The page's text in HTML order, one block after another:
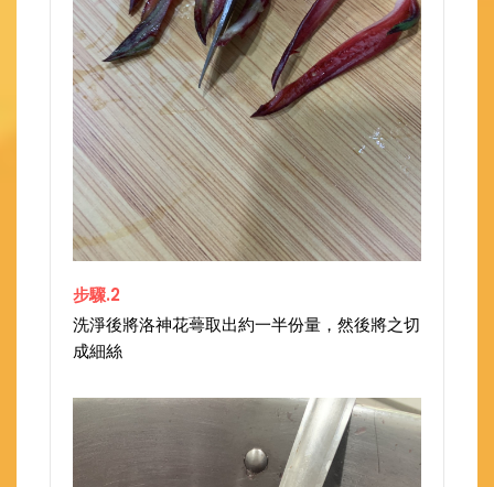
步驟.2
洗淨後將洛神花蕚取出約一半份量，然後將之切
成細絲